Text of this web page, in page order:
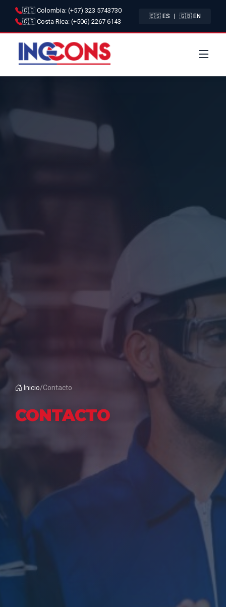
🇨🇴 Colombia: (+57) 323 5743730
🇨🇷 Costa Rica: (+506) 2267 6143
🇪🇸 ES | 🇬🇧 EN
Inicio/Contacto
CONTACTO